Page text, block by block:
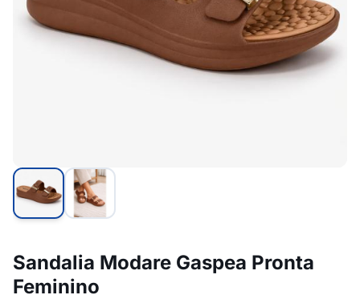
Sandalia Modare Gaspea Pronta
Feminino